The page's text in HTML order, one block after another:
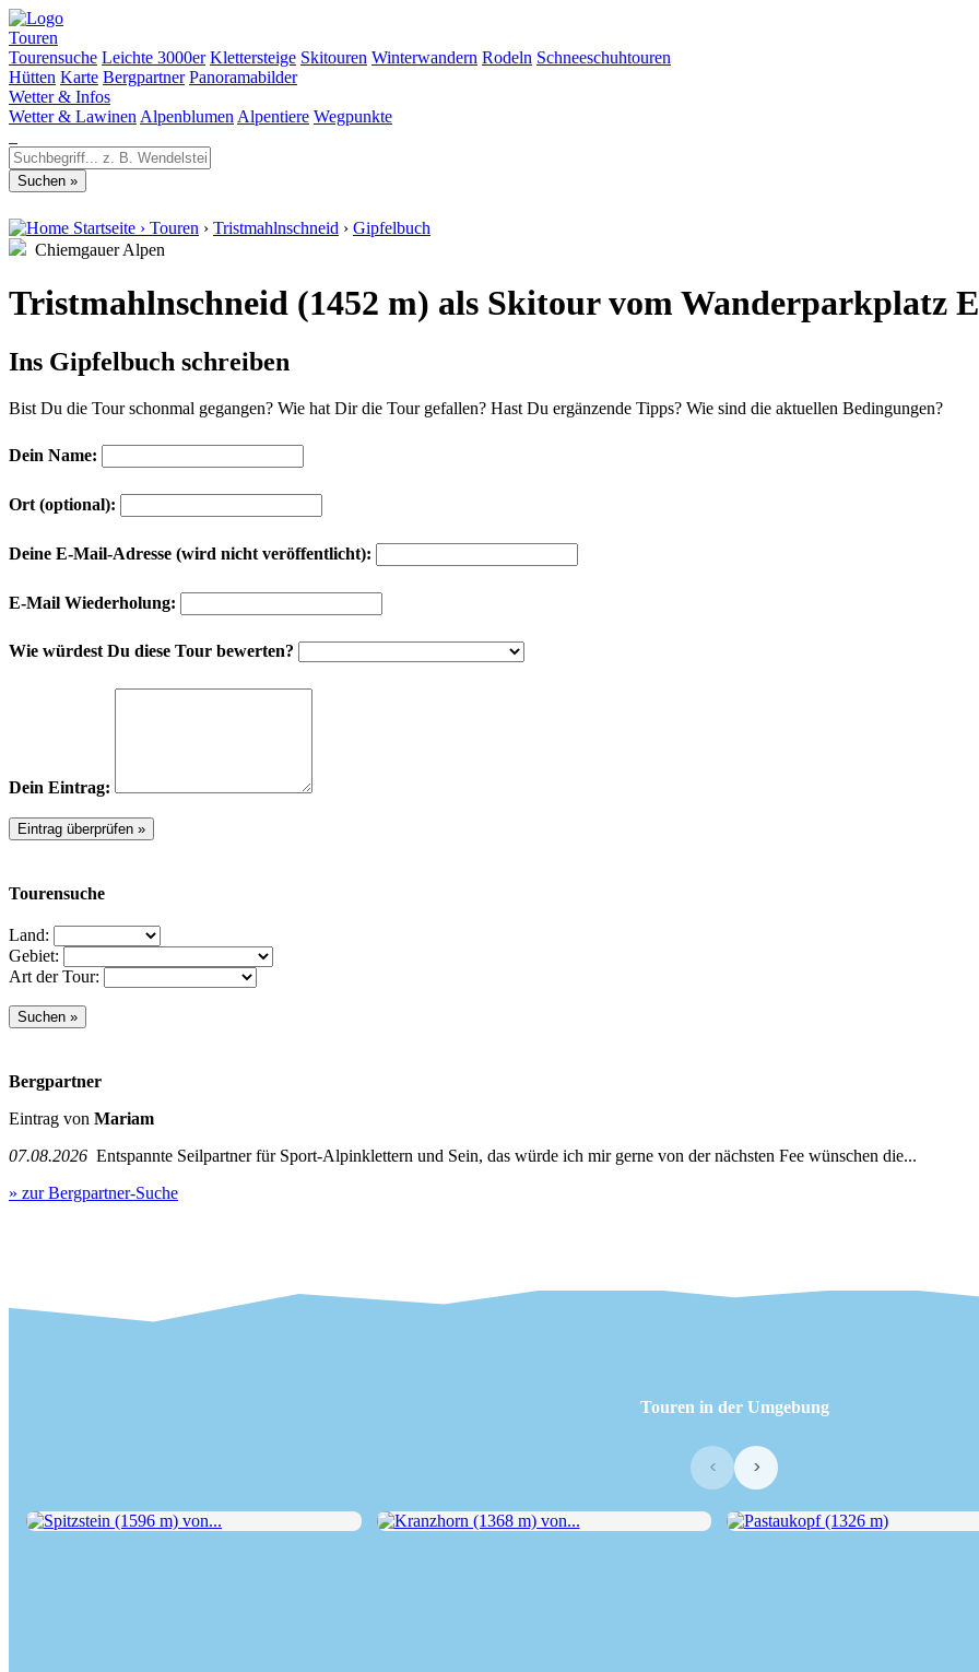
Touren
Tourensuche Leichte 3000er Klettersteige Skitouren Winterwandern Rodeln Schneeschuhtouren
Hütten Karte Bergpartner Panoramabilder
Wetter & Infos
Wetter & Lawinen Alpenblumen Alpentiere Wegpunkte
Startseite › Touren › Tristmahlnschneid › Gipfelbuch
Chiemgauer Alpen
Tristmahlnschneid (1452 m) als Skitour vom Wanderparkplatz
Ins Gipfelbuch schreiben
Bist Du die Tour schonmal gegangen? Wie hat Dir die Tour gefallen? Hast Du ergänzende Tipps? Wie sind die aktuellen Bedingungen?
Dein Name:
Ort (optional):
Deine E-Mail-Adresse (wird nicht veröffentlicht):
E-Mail Wiederholung:
Wie würdest Du diese Tour bewerten?
Dein Eintrag:
Tourensuche
Land:
Gebiet:
Art der Tour:
Bergpartner
Eintrag von Mariam
07.08.2026 Entspannte Seilpartner für Sport-Alpinklettern und Sein, das würde ich mir gerne von der nächsten Fee wünschen die...
» zur Bergpartner-Suche
Touren in der Umgebung
‹ ›